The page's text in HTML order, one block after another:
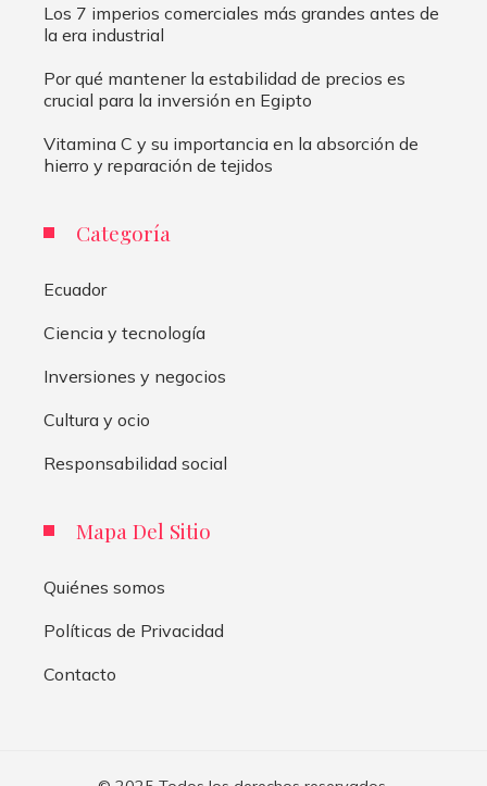
Los 7 imperios comerciales más grandes antes de
la era industrial
Por qué mantener la estabilidad de precios es
crucial para la inversión en Egipto
Vitamina C y su importancia en la absorción de
hierro y reparación de tejidos
Categoría
Ecuador
Ciencia y tecnología
Inversiones y negocios
Cultura y ocio
Responsabilidad social
Mapa Del Sitio
Quiénes somos
Políticas de Privacidad
Contacto